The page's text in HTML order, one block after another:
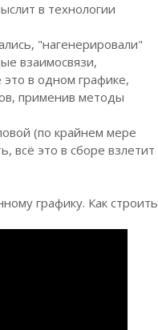
в технологии
"нагенерировали"
взаимосвязи,
в одном графике,
применив методы
(по крайнем мере
всё это в сборе взлетит
графику. Как строить